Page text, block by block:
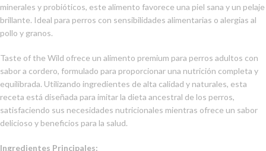
minerales y probióticos, este alimento favorece una piel sana y un pelaje
brillante. Ideal para perros con sensibilidades alimentarias o alergias al
pollo y granos.
Taste of the Wild ofrece un alimento premium para perros adultos con
sabor a cordero, formulado para proporcionar una nutrición completa y
equilibrada. Utilizando ingredientes de alta calidad y naturales, esta
receta está diseñada para imitar la dieta ancestral de los perros,
satisfaciendo sus necesidades nutricionales mientras ofrece un sabor
delicioso y beneficios para la salud.
Ingredientes Principales: